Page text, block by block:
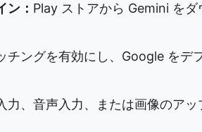
ン： Play ストアから Gemini を
チングを有効にし、Google をデ
力、音声入力、または画像のア